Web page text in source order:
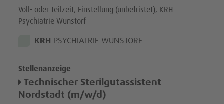
Voll- oder Teilzeit, Einstellung (unbefristet), KRH
Psychiatrie Wunstorf
STANDORT:
KRH PSYCHIATRIE WUNSTORF
Stellenanzeige
Technischer Sterilgutassistent
Nordstadt (m/w/d)